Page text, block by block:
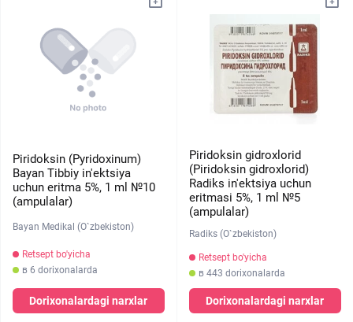
Piridoksin (Pyridoxinum)
Bayan Tibbiy in'ektsiya
uchun eritma 5%, 1 ml №10
(ampulalar)
Bayan Medikal (O`zbekiston)
Retsept bo'yicha
в 6 dorixonalarda
Dorixonalardagi narxlar
Piridoksin gidroxlorid
(Piridoksin gidroxlorid)
Radiks in'ektsiya uchun
eritmasi 5%, 1 ml №5
(ampulalar)
Radiks (O`zbekiston)
Retsept bo'yicha
в 443 dorixonalarda
Dorixonalardagi narxlar